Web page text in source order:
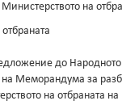
на
до Народното
Меморандума за
на отбраната на